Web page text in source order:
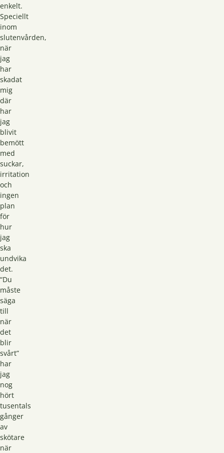
enkelt.
Speciellt
inom
slutenvården,
när
jag
har
skadat
mig
där
har
jag
blivit
bemött
med
suckar,
irritation
och
ingen
plan
för
hur
jag
ska
undvika
det.
“Du
måste
säga
till
när
det
blir
svårt”
har
jag
nog
hört
tusentals
gånger
av
skötare
när